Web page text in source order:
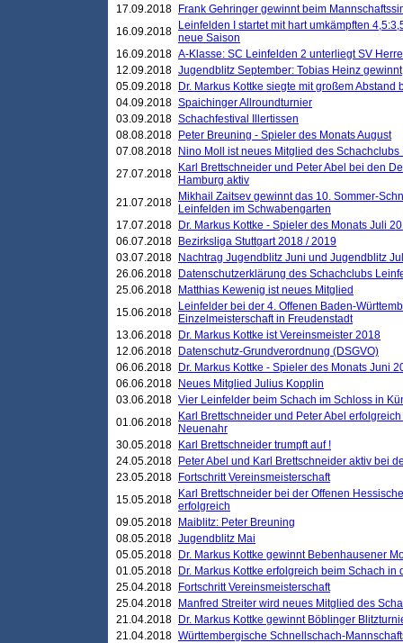
17.09.2018
Frank Gehringer gewinnt beim
16.09.2018
Leinfelden I startet mit hart umkämpften
neue Saison
16.09.2018 A-Klasse: SC Leinfelden 2 unterliegt SV
12.09.2018 Jugendblitz September: Tobias Heinz gewinnt
05.09.2018
Dr. Markus Kottke siegte mit großem
04.09.2018 Spaichinger Allroundturnier
03.09.2018 Schachfestival Illertissen
08.08.2018
Peter Breuning - Spieler des Monats August
07.08.2018
Nino Moll ist neues Mitglied des
27.07.2018
Karl Brettschneider und Peter Abel bei den
Hamburg aktiv
21.07.2018
Mikhail Zaitsev gewinnt das 10. Sommer-
Leinfelden im Schwabengarten
17.07.2018
Dr. Markus Kottke - Spieler des Monats Juli
06.07.2018
Bezirksliga Stuttgart 2018 / 2019
03.07.2018
Nachtrag Jugendblitz Juni und Jugendblitz
26.06.2018
Datenschutzerklärung des Schachclubs
25.06.2018
Matthias Kewenig ist neues Mitglied
15.06.2018
Leinfelder bei der 4. Offenen Baden-
Einzelmeisterschaft in Freudenstadt
13.06.2018
Dr. Markus Kottke ist Vereinsmeister 2018
12.06.2018
Datenschutz-Grundverordnung (DSGVO)
06.06.2018
Dr. Markus Kottke - Spieler des Monats Juni
06.06.2018
Neues Mitglied Julius Kopplin
03.06.2018 Vier Leinfelder beim Schach im Schloss in
01.06.2018
Karl Brettschneider und Peter Abel
Neuenahr
30.05.2018
Karl Brettschneider trumpft auf !
24.05.2018
Peter Abel und Karl Brettschneider aktiv bei
23.05.2018
Fortschritt Vereinsmeisterschaft
15.05.2018
Karl Brettschneider bei der Offenen
erfolgreich
09.05.2018
Maiblitz: Peter Breuning
08.05.2018 Jugendblitz Mai
05.05.2018
Dr. Markus Kottke gewinnt Bebenhausener
01.05.2018
Dr. Markus Kottke erfolgreich beim Schach
25.04.2018
Fortschritt Vereinsmeisterschaft
25.04.2018
Manfred Streiter wird neues Mitglied des
21.04.2018
Dr. Markus Kottke gewinnt Böblinger
21.04.2018 Württembergische Schnellschach-